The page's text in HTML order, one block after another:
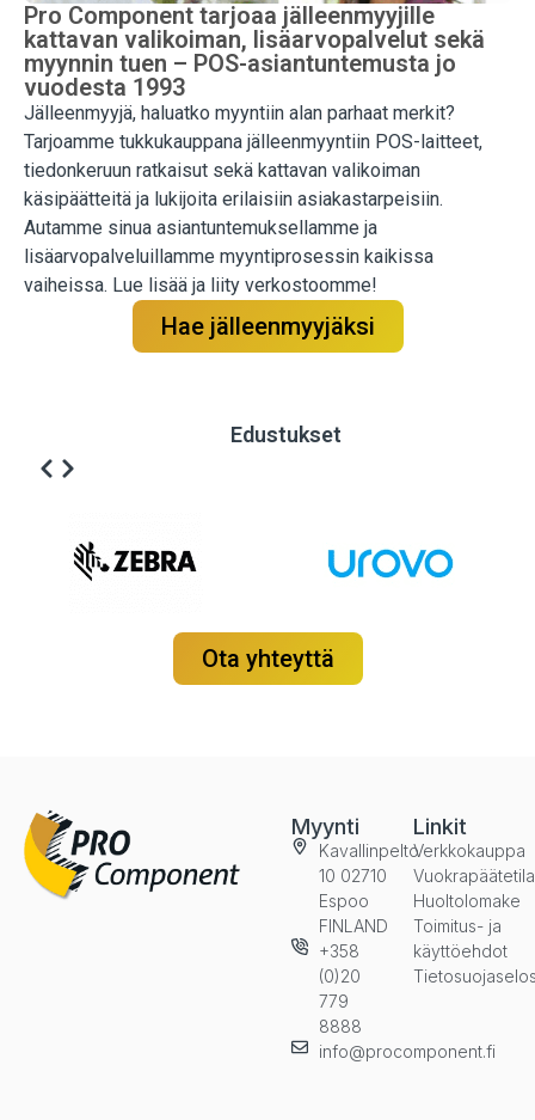
Pro Component tarjoaa jälleenmyyjille
kattavan valikoiman, lisäarvopalvelut sekä
myynnin tuen – POS-asiantuntemusta jo
vuodesta 1993
Jälleenmyyjä, haluatko myyntiin alan parhaat merkit?
Tarjoamme tukkukauppana jälleenmyyntiin POS-laitteet,
tiedonkeruun ratkaisut sekä kattavan valikoiman
käsipäätteitä ja lukijoita erilaisiin asiakastarpeisiin.
Autamme sinua asiantuntemuksellamme ja
lisäarvopalveluillamme myyntiprosessin kaikissa
vaiheissa. Lue lisää ja liity verkostoomme!
Hae jälleenmyyjäksi
Edustukset
Ota yhteyttä
Myynti
Kavallinpelto
10 02710
Espoo
FINLAND
+358
(0)20
779
8888
info@procomponent.fi
Linkit
Verkkokauppa
Huoltolomake
Toimitus- ja
käyttöehdot